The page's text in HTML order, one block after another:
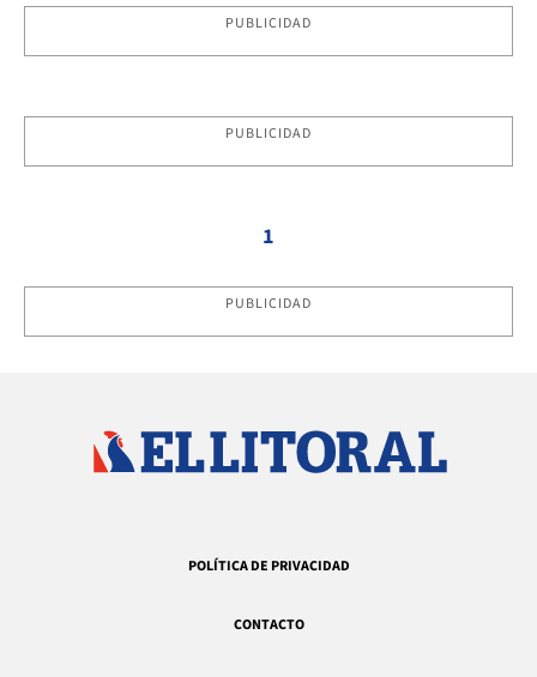
PUBLICIDAD
PUBLICIDAD
1
PUBLICIDAD
POLÍTICA DE PRIVACIDAD
CONTACTO